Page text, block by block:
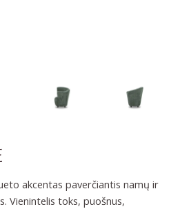
akcentas paverčiantis namų ir
Vienintelis toks, puošnus,